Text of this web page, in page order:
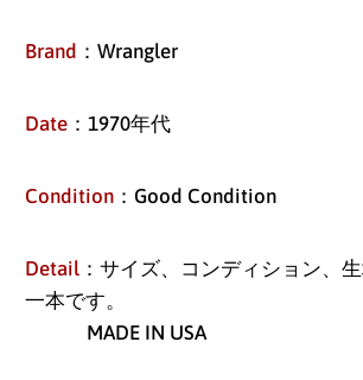
Brand ：Wrangler
Date ：1970年代
Condition ：Good Condition
Detail ：サイズ、コンディション、
一本です。
MADE IN USA
アイスランド (ISK kr)
アイルランド (EUR €)